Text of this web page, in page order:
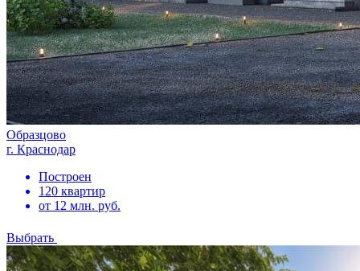
Образцово
г. Краснодар
Построен
120 квартир
от 12 млн. руб.
Выбрать